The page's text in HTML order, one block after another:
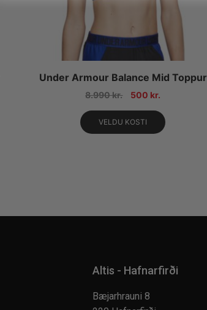
Under Armour Balance Mid Toppur
8.990kr. 500 kr.
VELDU KOSTI
Altis - Hafnarfirði
Bæjarhrauni 8